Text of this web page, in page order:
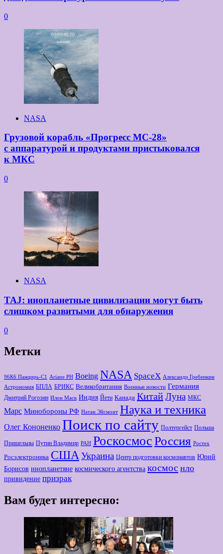
0
NASA
Грузовой корабль «Прогресс МС-28»
с аппаратурой и продуктами пристыковался
к МКС
0
NASA
TAJ: инопланетные цивилизации могут быть
слишком развитыми для обнаружения
0
Метки
96К6 Панцирь-С1 Ariane РН Boeing NASA SpaceX Александр Гребенкин
Астрономия БПЛА БРИКС Великобритания Военные новости Германия
Дмитрий Рогозин Илон Маск Индия Йети Канада Китай Луна МКС
Марс Минoбороны РФ Натан Эйсмонт Наука и техника
Олег Кононенко Поиск по сайту Полтергейст Польша
Пришельцы Путин Владимир РАН РоскосмосРоссия Ростех
Росэлектроника СШАУкраина Центр подготовки космонавтов Юрий
Борисов инопланетяне космического агентства космос нло
привидение призрак
Вам будет интересно: